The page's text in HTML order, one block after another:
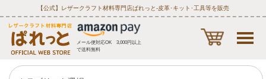
【公式】レザークラフト材料専門店ぱれっと‐皮革･キット･工具等を販売
メール便対応OK 3,000円以上
で送料無料